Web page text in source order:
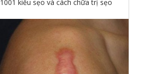
1001 kiểu sẹo và cách chữa trị sẹo